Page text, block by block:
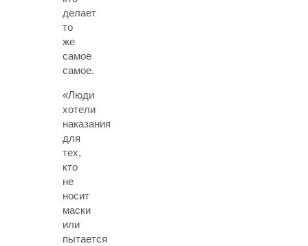
делает
то
же
самое
самое.
«Люди
хотели
наказания
для
тех,
кто
не
носит
маски
или
пытается